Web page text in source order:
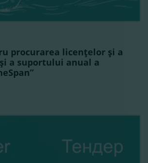
procurarea licenţelor şi a
a suportului anual a